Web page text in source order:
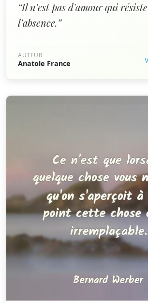
“Il n'est pas d'amour qui
l'absence.”
AUTEUR
Anatole France